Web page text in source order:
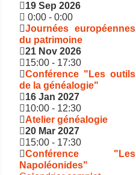
19 Sep 2026
0:00 - 0:00
Journées européennes
du patrimoine
21 Nov 2026
15:00 - 17:30
Conférence "Les outils
de la généalogie"
16 Jan 2027
10:00 - 12:30
Atelier généalogie
20 Mar 2027
15:00 - 17:30
Conférence "Les
Napoléonides"